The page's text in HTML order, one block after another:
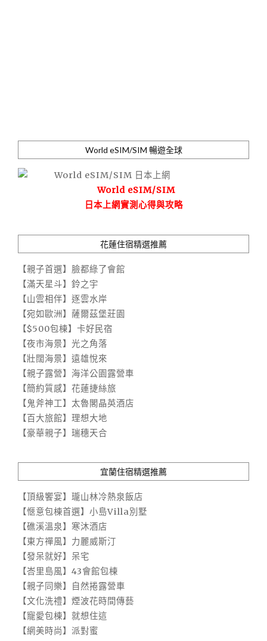
World eSIM/SIM 暢遊全球
World eSIM/SIM
日本上網實測心得與攻略
花蓮住宿精選推薦
【親子首選】臉都綠了會館
【滿天星斗】鈴之宇
【山雲相伴】逐雲水岸
【宛如歐洲】薩爾茲堡莊園
【$500包棟】卡好民宿
【夜市海景】光之角落
【壯闊海景】遠雄悅來
【親子露營】海洋公園露營車
【簡約質感】花蓮捷絲旅
【鬼斧神工】太魯閣晶英酒店
【百大旅館】理想大地
【豪華親子】瑞穗天合
宜蘭住宿精選推薦
【頂級饗宴】瓏山林冷熱泉飯店
【愜意包棟首選】小島Villa別墅
【礁溪溫泉】寒沐酒店
【東方禪風】力麗威斯汀
【發呆就好】呆宅
【峇里島風】43會館包棟
【親子同樂】自然捲露營車
【文化洗禮】煙波花時間傳藝
【寵愛包棟】就想住這
【網美時尚】派對蜜